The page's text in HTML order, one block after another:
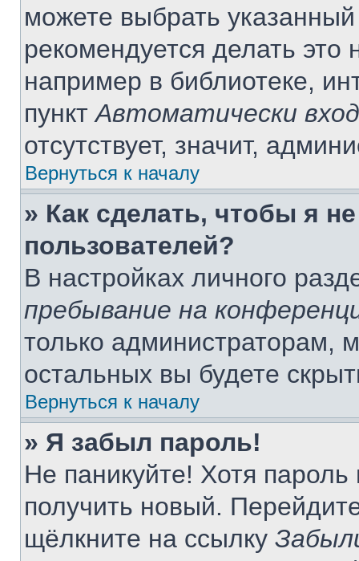
можете выбрать
рекомендуется делать
например в библиотеке,
пунктАвтоматически
отсутствует, значит,
Вернуться к началу
» Как сделать, чтобы я
пользователей?
В настройках личного
пребывание на
только администраторам,
остальных вы будете
Вернуться к началу
» Я забыл пароль!
Не паникуйте! Хотя
получить новый.
щёлкните на ссылку